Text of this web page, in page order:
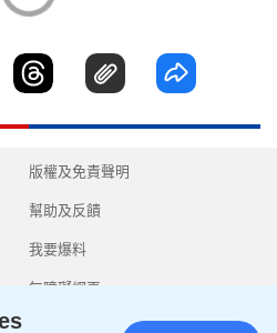
版權及免責聲明
幫助及反饋
我要爆料
無障礙網頁